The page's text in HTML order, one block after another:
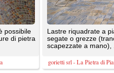
SOLS - Interni di Prestigio